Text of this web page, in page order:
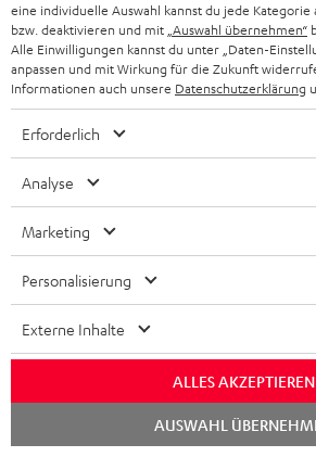
2 × Stand-Lautsprecher UL 40 Mk3 18
1 × Stoffrahmen m. Logo für UL 40
– Schwarz
1 × rote Gummifüße (4 Stk.) für UL 20/
1 × CD Receiver KB 62 CR – Schwarz
1 × Stromkabel – Schwarz
1 × Fernbedienung KB 62 CR (ET) –
1 × FM/DAB-Antenne für KB 62 CR (ET)
1 × Lautsprecherkabel für KB 62 CR 2 x 5
2 × AAA-Batterie
1 × DUAL DT 250 USB – Schwarz
1 × USB-Kabel – Schwarz
1 × Stereo-Cinch-Kabel 3.0m - C7030A –
eine individuelle Auswahl kannst du jede
bzw. deaktivieren und mit „Auswahl übernehmen“
Alle Einwilligungen kannst du unter „Daten-
anpassen und mit Wirkung für die Zukunft
Informationen auch unsere Datenschutzerklärung
Erforderlich
Analyse
Marketing
Personalisierung
Externe Inhalte
ALLES AKZEPTIEREN
AUSWAHL